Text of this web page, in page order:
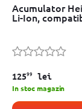
Acumulator
Li-Ion,
12599 lei
In stoc magazin